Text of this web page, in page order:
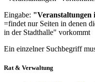
Eingabe: "Veranstaltungen
=findet nur Seiten in denen
in der Stadthalle" vorkommt
Ein einzelner Suchbegriff
Rat & Verwaltung